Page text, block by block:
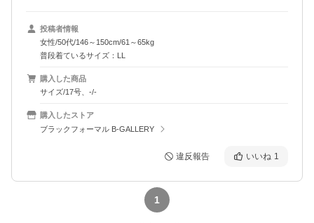
投稿者情報
女性/50代/146～150cm/61～65kg
普段着ているサイズ：LL
購入した商品
サイズ/17号、-/-
購入したストア
ブラックフォーマル B-GALLERY
違反報告 いいね 1
1